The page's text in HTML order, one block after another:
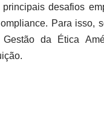
desafios
Para isso,
da Ética